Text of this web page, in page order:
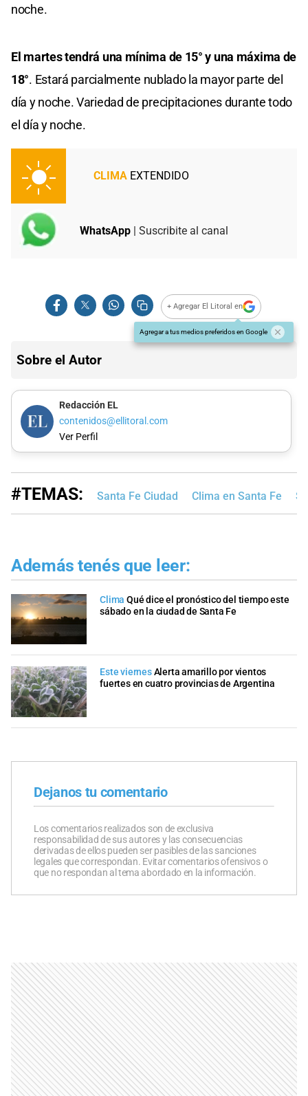
noche.
El martes tendrá una mínima de 15° y una máxima de
18°. Estará parcialmente nublado la mayor parte del
día y noche. Variedad de precipitaciones durante todo
el día y noche.
CLIMA EXTENDIDO
WhatsApp | Suscribite al canal
+ Agregar El Litoral en
Agregar a tus medios preferidos en Google
Sobre el Autor
Redacción EL
contenidos@ellitoral.com
Ver Perfil
#TEMAS: Santa Fe Ciudad Clima en Santa Fe
Además tenés que leer:
Clima Qué dice el pronóstico del tiempo este
sábado en la ciudad de Santa Fe
Este viernesAlerta amarillo por vientos
fuertes en cuatro provincias de Argentina
Dejanos tu comentario
Los comentarios realizados son de exclusiva
responsabilidad de sus autores y las consecuencias
derivadas de ellos pueden ser pasibles de las sanciones
legales que correspondan. Evitar comentarios ofensivos o
que no respondan al tema abordado en la información.